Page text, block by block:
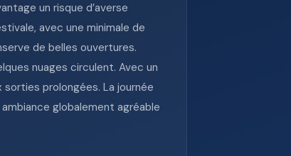
un risque d’averse
avec une minimale de
de belles ouvertures.
nuages circulent. Avec un
prolongées. La journée
globalement agréable